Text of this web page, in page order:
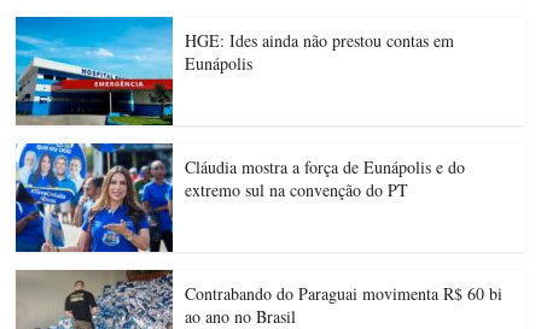
HGE: Ides ainda não prestou contas em
Eunápolis
Cláudia mostra a força de Eunápolis e do
extremo sul na convenção do PT
Contrabando do Paraguai movimenta R$ 60 bi
ao ano no Brasil